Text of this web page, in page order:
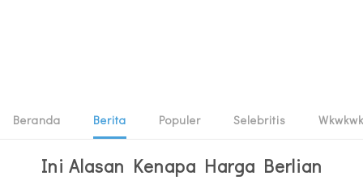
Beranda Berita Populer Selebritis Wkwkwk
Ini Alasan Kenapa Harga Berlian